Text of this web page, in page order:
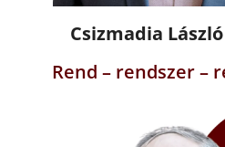
Csizmadia László
Rend – rendszer –